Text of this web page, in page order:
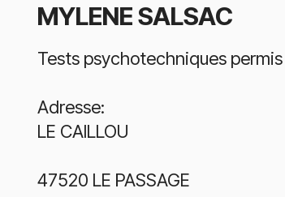
MYLENE SALSAC
Tests psychotechniques
Adresse:
LE CAILLOU
47520 LE PASSAGE